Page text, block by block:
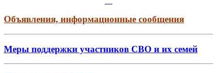
Объявления, информационные сообщения
Меры поддержки участников СВО и их семей